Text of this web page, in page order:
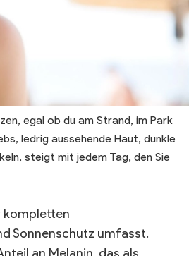
egal ob du am Strand, im Park
ledrig aussehende Haut, dunkle
steigt mit jedem Tag, den Sie
kompletten
Sonnenschutz umfasst.